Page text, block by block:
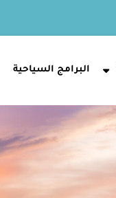
البرامج السياحية